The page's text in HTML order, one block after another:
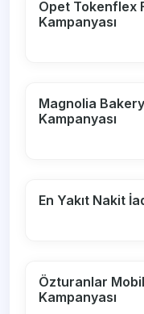
Opet Tokenflex
Kampanyası
Magnolia
Kampanyası
En Yakıt Nakit
Özturanlar
Kampanyası